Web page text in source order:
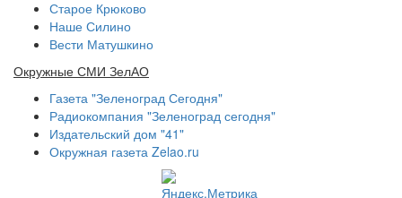
Старое Крюково
Наше Силино
Вести Матушкино
Окружные СМИ ЗелАО
Газета "Зеленоград Сегодня"
Радиокомпания "Зеленоград сегодня"
Издательский дом "41"
Окружная газета Zelao.ru